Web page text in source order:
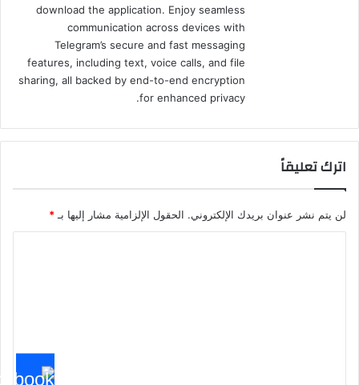
download the application. Enjoy seamless
communication across devices with
Telegram’s secure and fast messaging
features, including text, voice calls, and file
sharing, all backed by end-to-end encryption
for enhanced privacy.
اترك تعليقاً
لن يتم نشر عنوان بريدك الإلكتروني. الحقول الإلزامية مشار إليها بـ*